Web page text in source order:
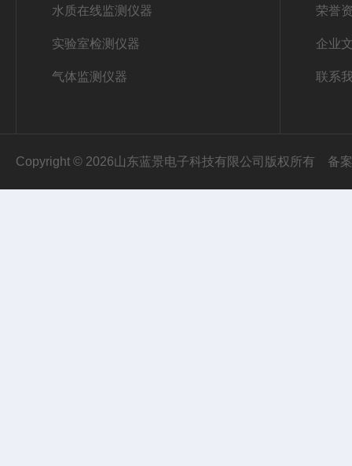
水质在线监测仪器
实验室检测仪器
气体监测仪器
荣誉
企业
联系
Copyright © 2026山东蓝景电子科技有限公司版权所有 备